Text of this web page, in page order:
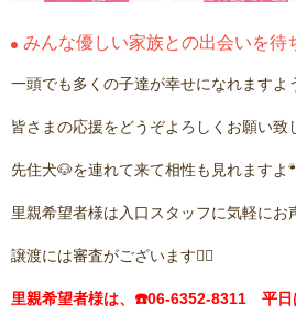
みんな優しい家族との出会いを待
一頭でも多くの子達が幸せになれますよ
皆さまの応援をどうぞよろしくお願い致
先住犬🐶を連れて来て相性も見れますよ
里親希望者様は入口スタッフに気軽にお
譲渡には審査がございます🙇‍♂️
里親希望者様は、☎️06-6352-8311 平日